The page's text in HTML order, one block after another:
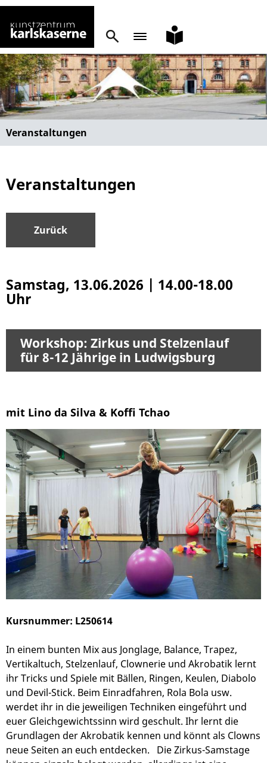
leichte
Sprache
Veranstaltungen
Veranstaltungen
Zurück
Samstag, 13.06.2026 | 14.00-18.00
Uhr
Workshop: Zirkus und Stelzenlauf
für 8-12 Jährige in Ludwigsburg
mit Lino da Silva & Koffi Tchao
Kursnummer: L250614
In einem bunten Mix aus Jonglage, Balance, Trapez,
Vertikaltuch, Stelzenlauf, Clownerie und Akrobatik lernt
ihr Tricks und Spiele mit Bällen, Ringen, Keulen, Diabolo
und Devil-Stick. Beim Einradfahren, Rola Bola usw.
werdet ihr in die jeweiligen Techniken eingeführt und
euer Gleichgewichtssinn wird geschult. Ihr lernt die
Grundlagen der Akrobatik kennen und könnt als Clowns
neue Seiten an euch entdecken. Die Zirkus-Samstage